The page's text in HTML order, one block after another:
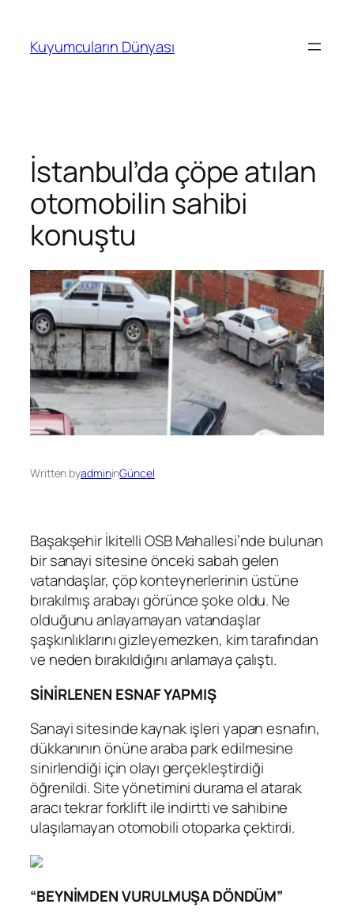
Kuyumcuların Dünyası
İstanbul’da çöpe atılan
otomobilin sahibi
konuştu
Written byadmininGüncel
Başakşehir İkitelli OSB Mahallesi’nde bulunan
bir sanayi sitesine önceki sabah gelen
vatandaşlar, çöp konteynerlerinin üstüne
bırakılmış arabayı görünce şoke oldu. Ne
olduğunu anlayamayan vatandaşlar
şaşkınlıklarını gizleyemezken, kim tarafından
ve neden bırakıldığını anlamaya çalıştı.
SİNİRLENEN ESNAF YAPMIŞ
Sanayi sitesinde kaynak işleri yapan esnafın,
dükkanının önüne araba park edilmesine
sinirlendiği için olayı gerçekleştirdiği
öğrenildi. Site yönetimini durama el atarak
aracı tekrar forklift ile indirtti ve sahibine
ulaşılamayan otomobili otoparka çektirdi.
“BEYNİMDEN VURULMUŞA DÖNDÜM”